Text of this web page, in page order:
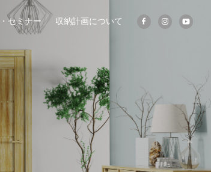
セミナー 収納計画について